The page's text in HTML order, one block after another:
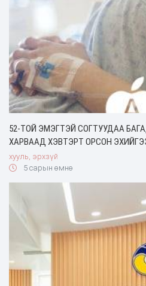
52-ТОЙ ЭМЭГТЭЙ СОГТУУДАА
ХАРВААД ХЭВТЭРТ ОРСОН
хууль, эрхзүй
5 сарын өмнө